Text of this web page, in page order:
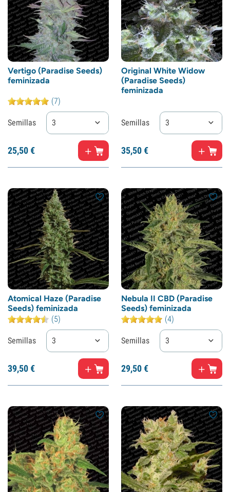
Vertigo (Paradise Seeds)
feminizada
(7)
Semillas 3
25,50€
Original White Widow
(Paradise Seeds)
feminizada
Semillas 3
35,50€
Atomical Haze (Paradise
Seeds) feminizada
(5)
Semillas 3
39,50€
Nebula II CBD (Paradise
Seeds) feminizada
(4)
Semillas 3
29,50€